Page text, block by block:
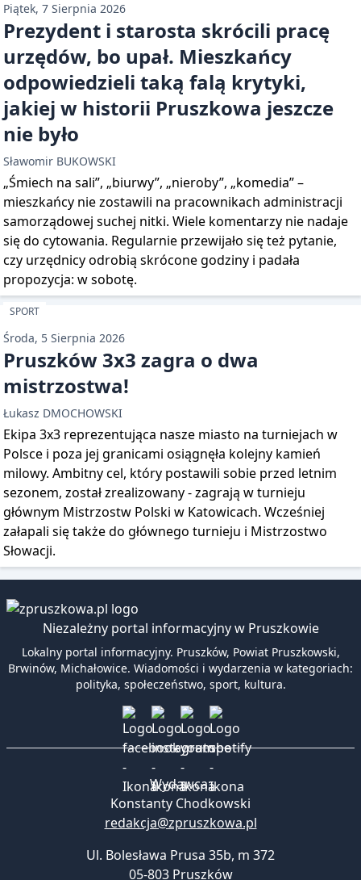
Piątek, 7 Sierpnia 2026
Prezydent i starosta skrócili pracę
urzędów, bo upał. Mieszkańcy
odpowiedzieli taką falą krytyki,
jakiej w historii Pruszkowa jeszcze
nie było
Sławomir BUKOWSKI
„Śmiech na sali”, „biurwy”, „nieroby”, „komedia” –
mieszkańcy nie zostawili na pracownikach administracji
samorządowej suchej nitki. Wiele komentarzy nie nadaje
się do cytowania. Regularnie przewijało się też pytanie,
czy urzędnicy odrobią skrócone godziny i padała
propozycja: w sobotę.
SPORT
Środa, 5 Sierpnia 2026
Pruszków 3x3 zagra o dwa
mistrzostwa!
Łukasz DMOCHOWSKI
Ekipa 3x3 reprezentująca nasze miasto na turniejach w
Polsce i poza jej granicami osiągnęła kolejny kamień
milowy. Ambitny cel, który postawili sobie przed letnim
sezonem, został zrealizowany - zagrają w turnieju
głównym Mistrzostw Polski w Katowicach. Wcześniej
załapali się także do głównego turnieju i Mistrzostwo
Słowacji.
Niezależny portal informacyjny w Pruszkowie
Lokalny portal informacyjny. Pruszków, Powiat Pruszkowski,
Brwinów, Michałowice. Wiadomości i wydarzenia w kategoriach:
polityka, społeczeństwo, sport, kultura.
Wydawca:
Konstanty Chodkowski
redakcja@zpruszkowa.pl
Ul. Bolesława Prusa 35b, m 372
05-803 Pruszków